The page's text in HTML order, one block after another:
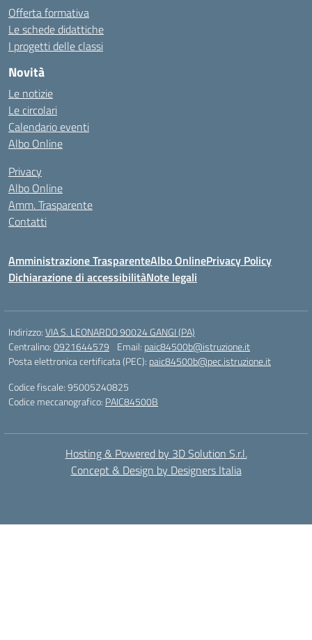
Offerta formativa
Le schede didattiche
I progetti delle classi
Novità
Le notizie
Le circolari
Calendario eventi
Albo Online
Privacy
Albo Online
Amm. Trasparente
Contatti
Amministrazione TrasparenteAlbo OnlinePrivacy Policy
Dichiarazione di accessibilitàNote legali
Indirizzo:VIA S. LEONARDO 90024 GANGI (PA)
Centralino:0921644579 Email: paic84500b@istruzione.it
Posta elettronica certificata (PEC): paic84500b@pec.istruzione.it
Codice fiscale: 95005240825
Codice meccanografico: PAIC84500B
Hosting & Powered by 3D Solution S.r.l.
Concept & Design by Designers Italia